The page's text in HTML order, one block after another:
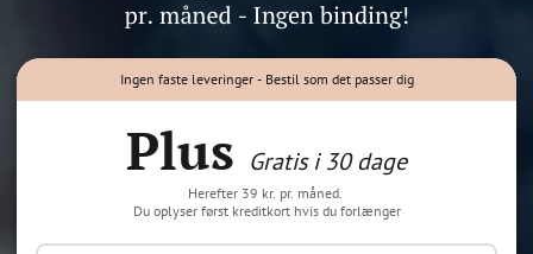
Ingen faste leveringer - Bestil som det passer dig
Plus Gratis i 30 dage
Herefter 39 kr. pr. måned.
Du oplyser først kreditkort hvis du forlænger